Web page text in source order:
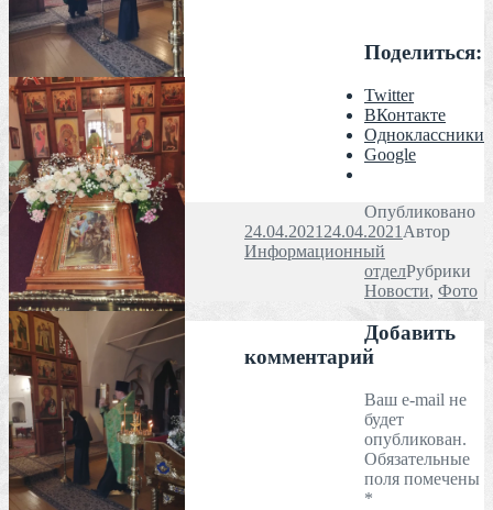
Поделиться:
Twitter
ВКонтакте
Одноклассники
Google
Опубликовано
24.04.2021 24.04.2021 Автор
Информационный
отделРубрики
Новости, Фото
Добавить
комментарий
Ваш e-mail не
будет
опубликован.
Обязательные
поля помечены
*